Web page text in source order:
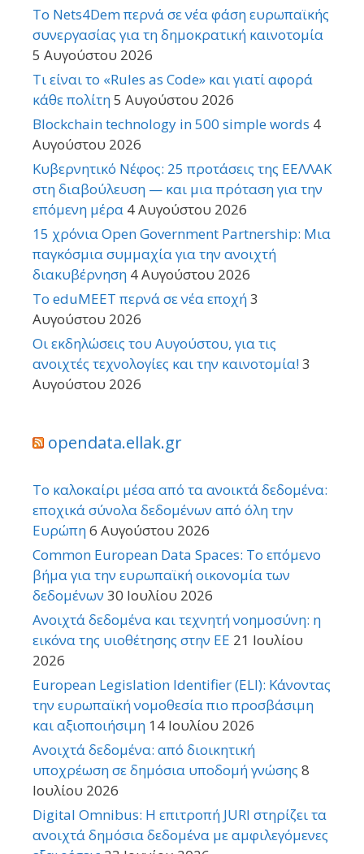
Το Nets4Dem περνά σε νέα φάση ευρωπαϊκής
συνεργασίας για τη δημοκρατική καινοτομία
5 Αυγούστου 2026
Τι είναι το «Rules as Code» και γιατί αφορά
κάθε πολίτη5 Αυγούστου 2026
Blockchain technology in 500 simple words 4
Αυγούστου 2026
Κυβερνητικό Νέφος: 25 προτάσεις της ΕΕΛΛΑΚ
στη διαβούλευση — και μια πρόταση για την
επόμενη μέρα 4 Αυγούστου 2026
15 χρόνια Open Government Partnership: Μια
παγκόσμια συμμαχία για την ανοιχτή
διακυβέρνηση 4 Αυγούστου 2026
Το eduMEET περνά σε νέα εποχή3
Αυγούστου 2026
Οι εκδηλώσεις του Αυγούστου, για τις
ανοιχτές τεχνολογίες και την καινοτομία!3
Αυγούστου 2026
opendata.ellak.gr
Το καλοκαίρι μέσα από τα ανοικτά δεδομένα:
εποχικά σύνολα δεδομένων από όλη την
Ευρώπη6 Αυγούστου 2026
Common European Data Spaces: Το επόμενο
βήμα για την ευρωπαϊκή οικονομία των
δεδομένων 30 Ιουλίου 2026
Ανοιχτά δεδομένα και τεχνητή νοημοσύνη: η
εικόνα της υιοθέτησης στην ΕΕ 21 Ιουλίου
2026
European Legislation Identifier (ELI): Κάνοντας
την ευρωπαϊκή νομοθεσία πιο προσβάσιμη
και αξιοποιήσιμη 14 Ιουλίου 2026
Ανοιχτά δεδομένα: από διοικητική
υποχρέωση σε δημόσια υποδομή γνώσης 8
Ιουλίου 2026
Digital Omnibus: Η επιτροπή JURI στηρίζει τα
ανοιχτά δημόσια δεδομένα με αμφιλεγόμενες